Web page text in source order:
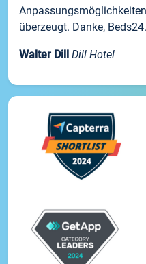
überzeugt. Danke,
Walter Dill Dill Hotel